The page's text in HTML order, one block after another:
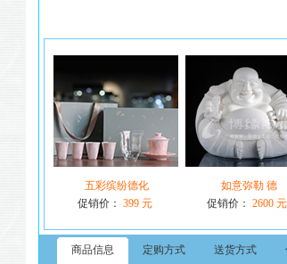
五彩缤纷德化
促销价： 399 元
如意弥勒 德
促销价： 2600 元
商品信息 定购方式 送货方式